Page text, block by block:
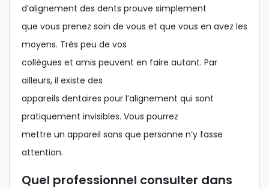
d’alignement des dents prouve simplement
que vous prenez soin de vous et que vous en avez les
moyens. Très peu de vos
collègues et amis peuvent en faire autant. Par
ailleurs, il existe des
appareils dentaires pour l’alignement qui sont
pratiquement invisibles. Vous pourrez
mettre un appareil sans que personne n’y fasse
attention.
Quel professionnel consulter dans